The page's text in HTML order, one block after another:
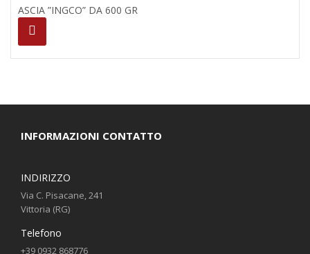
ASCIA ”INGCO” DA 600 GR
INFORMAZIONI CONTATTO
INDIRIZZO
Via C. Pisacane, 241
Vittoria (RG)
Telefono
+39 0932 868776